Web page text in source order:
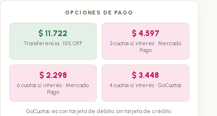
OPCIONES DE PAGO
$ 11.722
Transferencia · 15% OFF
$4.597
3 cuotas s/ interés · Mercado
Pago
$2.298
6 cuotas s/ interés · Mercado
Pago
$ 3.448
4 cuotas s/ interés · GoCuotas
GoCuotas es con tarjeta de débito, sin tarjeta de crédito.